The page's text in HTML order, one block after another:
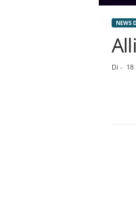
NEWS
Di - 18